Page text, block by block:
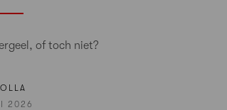
of toch niet?
2026